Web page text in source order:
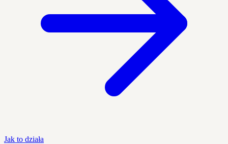
Jak to działa